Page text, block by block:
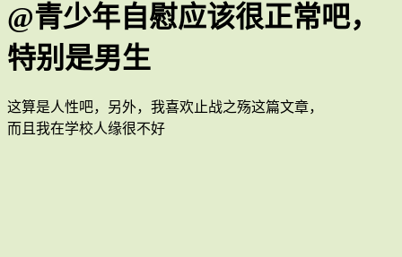
@青少年自慰应该很正常吧，
特别是男生
这算是人性吧，另外，我喜欢止战之殇这篇文章，
而且我在学校人缘很不好